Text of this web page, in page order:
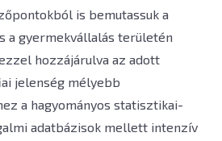
is bemutassuk a
a gyermekvállalás területén
hozzájárulva az adott
jelenség mélyebb
a hagyományos statisztikai-
adatbázisok mellett intenzív